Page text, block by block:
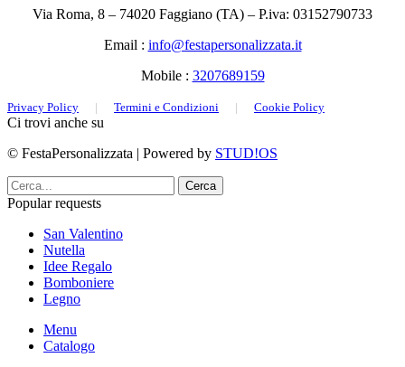
Via Roma, 8 – 74020 Faggiano (TA) – P.iva: 03152790733
Email : info@festapersonalizzata.it
Mobile : 3207689159
Privacy Policy | Termini e Condizioni | Cookie Policy
Ci trovi anche su
© FestaPersonalizzata | Powered by STUD!OS
Cerca
Popular requests
San Valentino
Nutella
Idee Regalo
Bomboniere
Legno
Menu
Catalogo